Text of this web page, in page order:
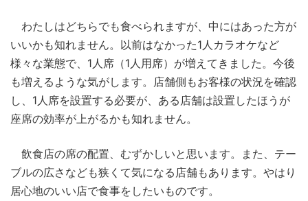
わたしはどちらでも食べられますが、中にはあった方が
いいかも知れません。以前はなかった1人カラオケなど
様々な業態で、1人席（1人用席）が増えてきました。今後
も増えるような気がします。店舗側もお客様の状況を確認
し、1人席を設置する必要が、ある店舗は設置したほうが
座席の効率が上がるかも知れません。
飲食店の席の配置、むずかしいと思います。また、テー
ブルの広さなども狭くて気になる店舗もあります。やはり
居心地のいい店で食事をしたいものです。